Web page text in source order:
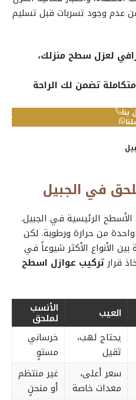
عدم وجود تسربات قبل تسليم
لعزل سطح منزلك،
تضمن لك الراحة
بنا
في الجبيل
الرئيسية في الجبيل.
من حرارة ورطوبة. لكن
بين الأنواع الأكثر شيوعاً في
قرارتركيب عوازل اسطح
العيب الأنسب
لملحق
يحتاج لهب،
ثقيل
خرساني
مستوٍ
سعر أعلى،
معدات خاصة
غير منتظم
أو منحنٍ